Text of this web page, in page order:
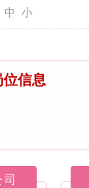
中 小
信息